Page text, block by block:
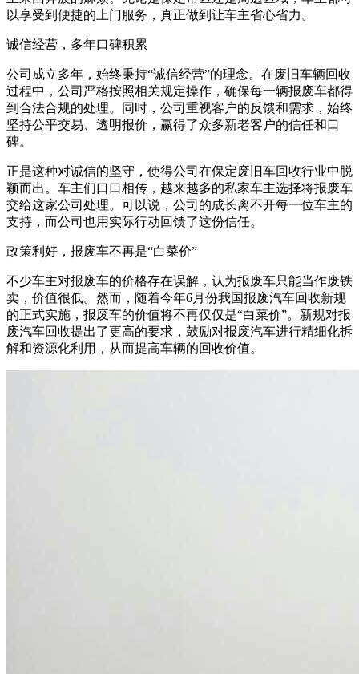
以享受到便捷的上门服务，真正做到让车主省心省力。
诚信经营，多年口碑积累
公司成立多年，始终秉持“诚信经营”的理念。在废旧车辆回收
过程中，公司严格按照相关规定操作，确保每一辆报废车都得
到合法合规的处理。同时，公司重视客户的反馈和需求，始终
坚持公平交易、透明报价，赢得了众多新老客户的信任和口
碑。
正是这种对诚信的坚守，使得公司在保定废旧车回收行业中脱
颖而出。车主们口口相传，越来越多的私家车主选择将报废车
交给这家公司处理。可以说，公司的成长离不开每一位车主的
支持，而公司也用实际行动回馈了这份信任。
政策利好，报废车不再是“白菜价”
不少车主对报废车的价格存在误解，认为报废车只能当作废铁
卖，价值很低。然而，随着今年6月份我国报废汽车回收新规
的正式实施，报废车的价值将不再仅仅是“白菜价”。新规对报
废汽车回收提出了更高的要求，鼓励对报废汽车进行精细化拆
解和资源化利用，从而提高车辆的回收价值。